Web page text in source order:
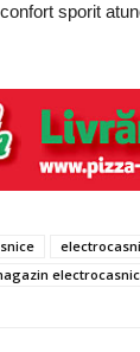
sporit